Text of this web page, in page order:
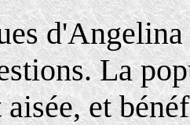
La
et